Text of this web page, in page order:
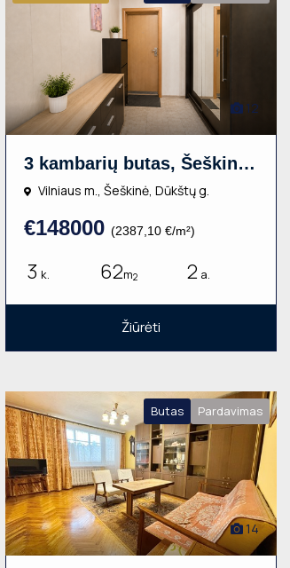
12
3 kambarių butas, Šeškinė, Dūkštų g., 62m², 2 aukštas, €148000
Vilniaus m., Šeškinė, Dūkštų g.
€148000 (2387,10 €/m²)
3 k. 62m2 2 a.
Žiūrėti
Butas Pardavimas
14